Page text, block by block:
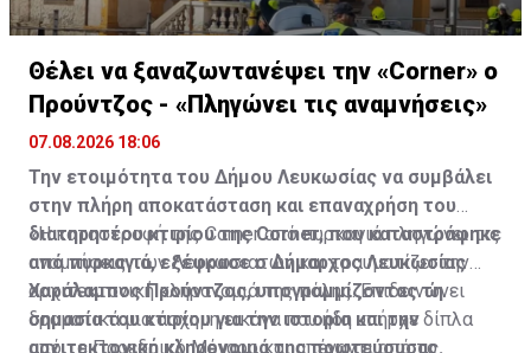
Θέλει να ξαναζωντανέψει την «Corner» o
Προύντζος - «Πληγώνει τις αναμνήσεις»
07.08.2026 18:06
Την ετοιμότητα του Δήμου Λευκωσίας να συμβάλει
στην πλήρη αποκατάσταση και επαναχρήση του
διατηρητέου κτιρίου της Corner, που καταστράφηκε
από πυρκαγιά, εξέφρασε ο Δήμαρχος Λευκωσίας
Χαράλαμπος Προύντζος, υπογραμμίζοντας τη
σημασία του κτιρίου για την ιστορία και την
αρχιτεκτονική κληρονομιά της πρωτεύουσας.
«Η καταστροφή της Corner από πυρκαγιά πληγώνει τις
αναμνήσεις των Λευκωσιατών και τραυματίζει την
αρχιτεκτονική κληρονομιά της πόλης. Επιδεινώνει
δραματικά μια άσχημη εικόνα που ήδη υπήρχε δίπλα
από το Προεδρικό Μέγαρο και απέναντι από το